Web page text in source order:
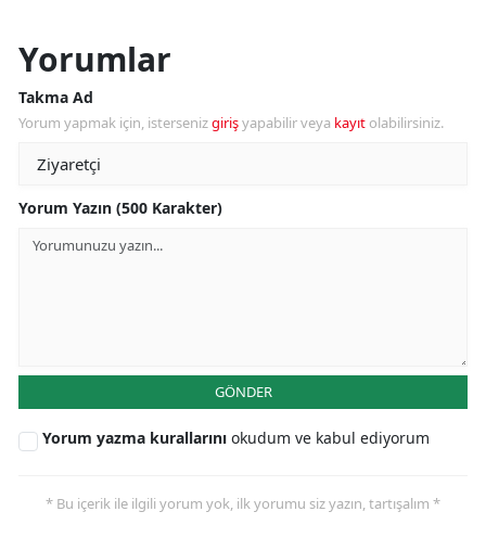
Yorumlar
Takma Ad
Yorum yapmak için, istersenizgirişyapabilir veya kayıt olabilirsiniz.
Yorum Yazın (500 Karakter)
GÖNDER
Yorum yazma kurallarını okudum ve kabul ediyorum
* Bu içerik ile ilgili yorum yok, ilk yorumu siz yazın, tartışalım *